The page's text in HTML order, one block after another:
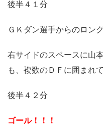
後半４１分
ＧＫダン選手からのロン
右サイドのスペースに山
も、複数のＤＦに囲まれ
後半４２分
ゴール！！！